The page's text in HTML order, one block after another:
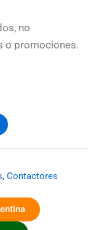
no
o promociones.
, Contactores